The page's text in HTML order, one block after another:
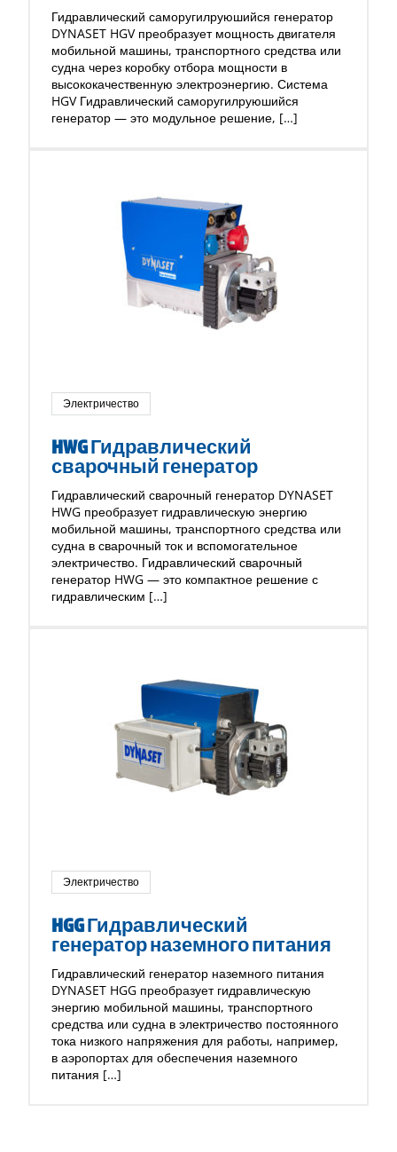
Гидравлический саморугилруюшийся генератор
DYNASET HGV преобразует мощность двигателя
мобильной машины, транспортного средства или
судна через коробку отбора мощности в
высококачественную электроэнергию. Система
HGV Гидравлический саморугилруюшийся
генератор — это модульное решение, […]
Электричество
HWG Гидравлический
сварочный генератор
Гидравлический сварочный генератор DYNASET
HWG преобразует гидравлическую энергию
мобильной машины, транспортного средства или
судна в сварочный ток и вспомогательное
электричество. Гидравлический сварочный
генератор HWG — это компактное решение с
гидравлическим […]
Электричество
HGG Гидравлический
генератор наземного питания
Гидравлический генератор наземного питания
DYNASET HGG преобразует гидравлическую
энергию мобильной машины, транспортного
средства или судна в электричество постоянного
тока низкого напряжения для работы, например,
в аэропортах для обеспечения наземного
питания […]